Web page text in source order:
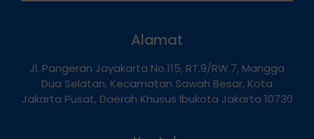
Hubungi Kami
Jl. Pangeran Jayakarta No.115, RT.9/RW.7, Mangga
Dua Selatan, Kecamatan Sawah Besar, Kota